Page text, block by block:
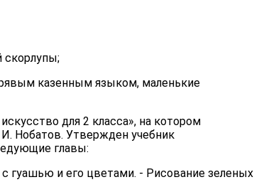
скорлупы;
казенным языком, маленькие
для 2 класса», на котором
Нобатов. Утвержден учебник
главы:
гуашью и его цветами. - Рисование зеленых